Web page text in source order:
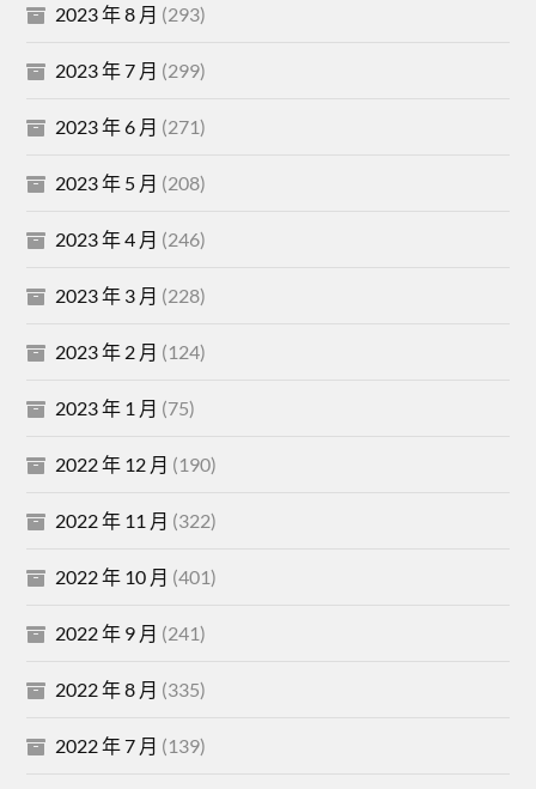
2023 年 8 月 (293)
2023 年 7 月 (299)
2023 年 6 月 (271)
2023 年 5 月 (208)
2023 年 4 月 (246)
2023 年 3 月 (228)
2023 年 2 月 (124)
2023 年 1 月 (75)
2022 年 12 月 (190)
2022 年 11 月 (322)
2022 年 10 月 (401)
2022 年 9 月 (241)
2022 年 8 月 (335)
2022 年 7 月 (139)